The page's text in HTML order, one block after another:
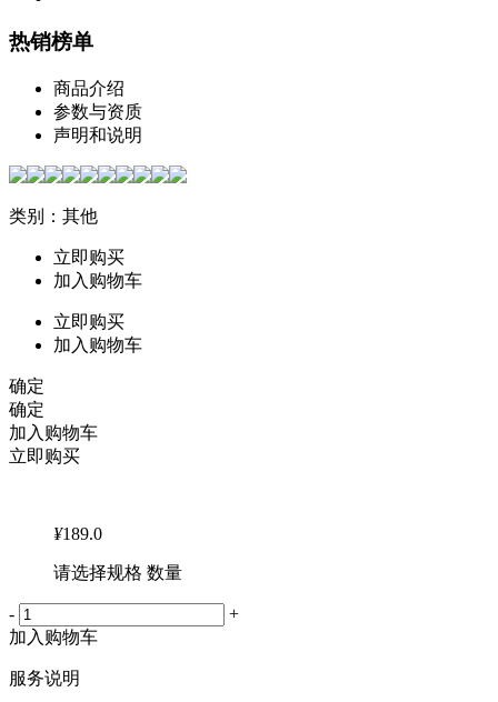
热销榜单
商品介绍
参数与资质
声明和说明
类别：其他
立即购买
加入购物车
立即购买
加入购物车
确定
确定
加入购物车
立即购买
¥189.0
请选择规格 数量
-
+
加入购物车
服务说明